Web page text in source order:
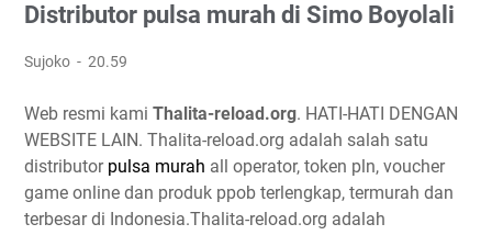
Distributor pulsa murah di Simo Boyolali
Sujoko 20.59
Web resmi kami Thalita-reload.org. HATI-HATI DENGAN
WEBSITE LAIN. Thalita-reload.org adalah salah satu
distributor pulsa murah all operator, token pln, voucher
game online dan produk ppob terlengkap, termurah dan
terbesar di Indonesia.Thalita-reload.org adalah